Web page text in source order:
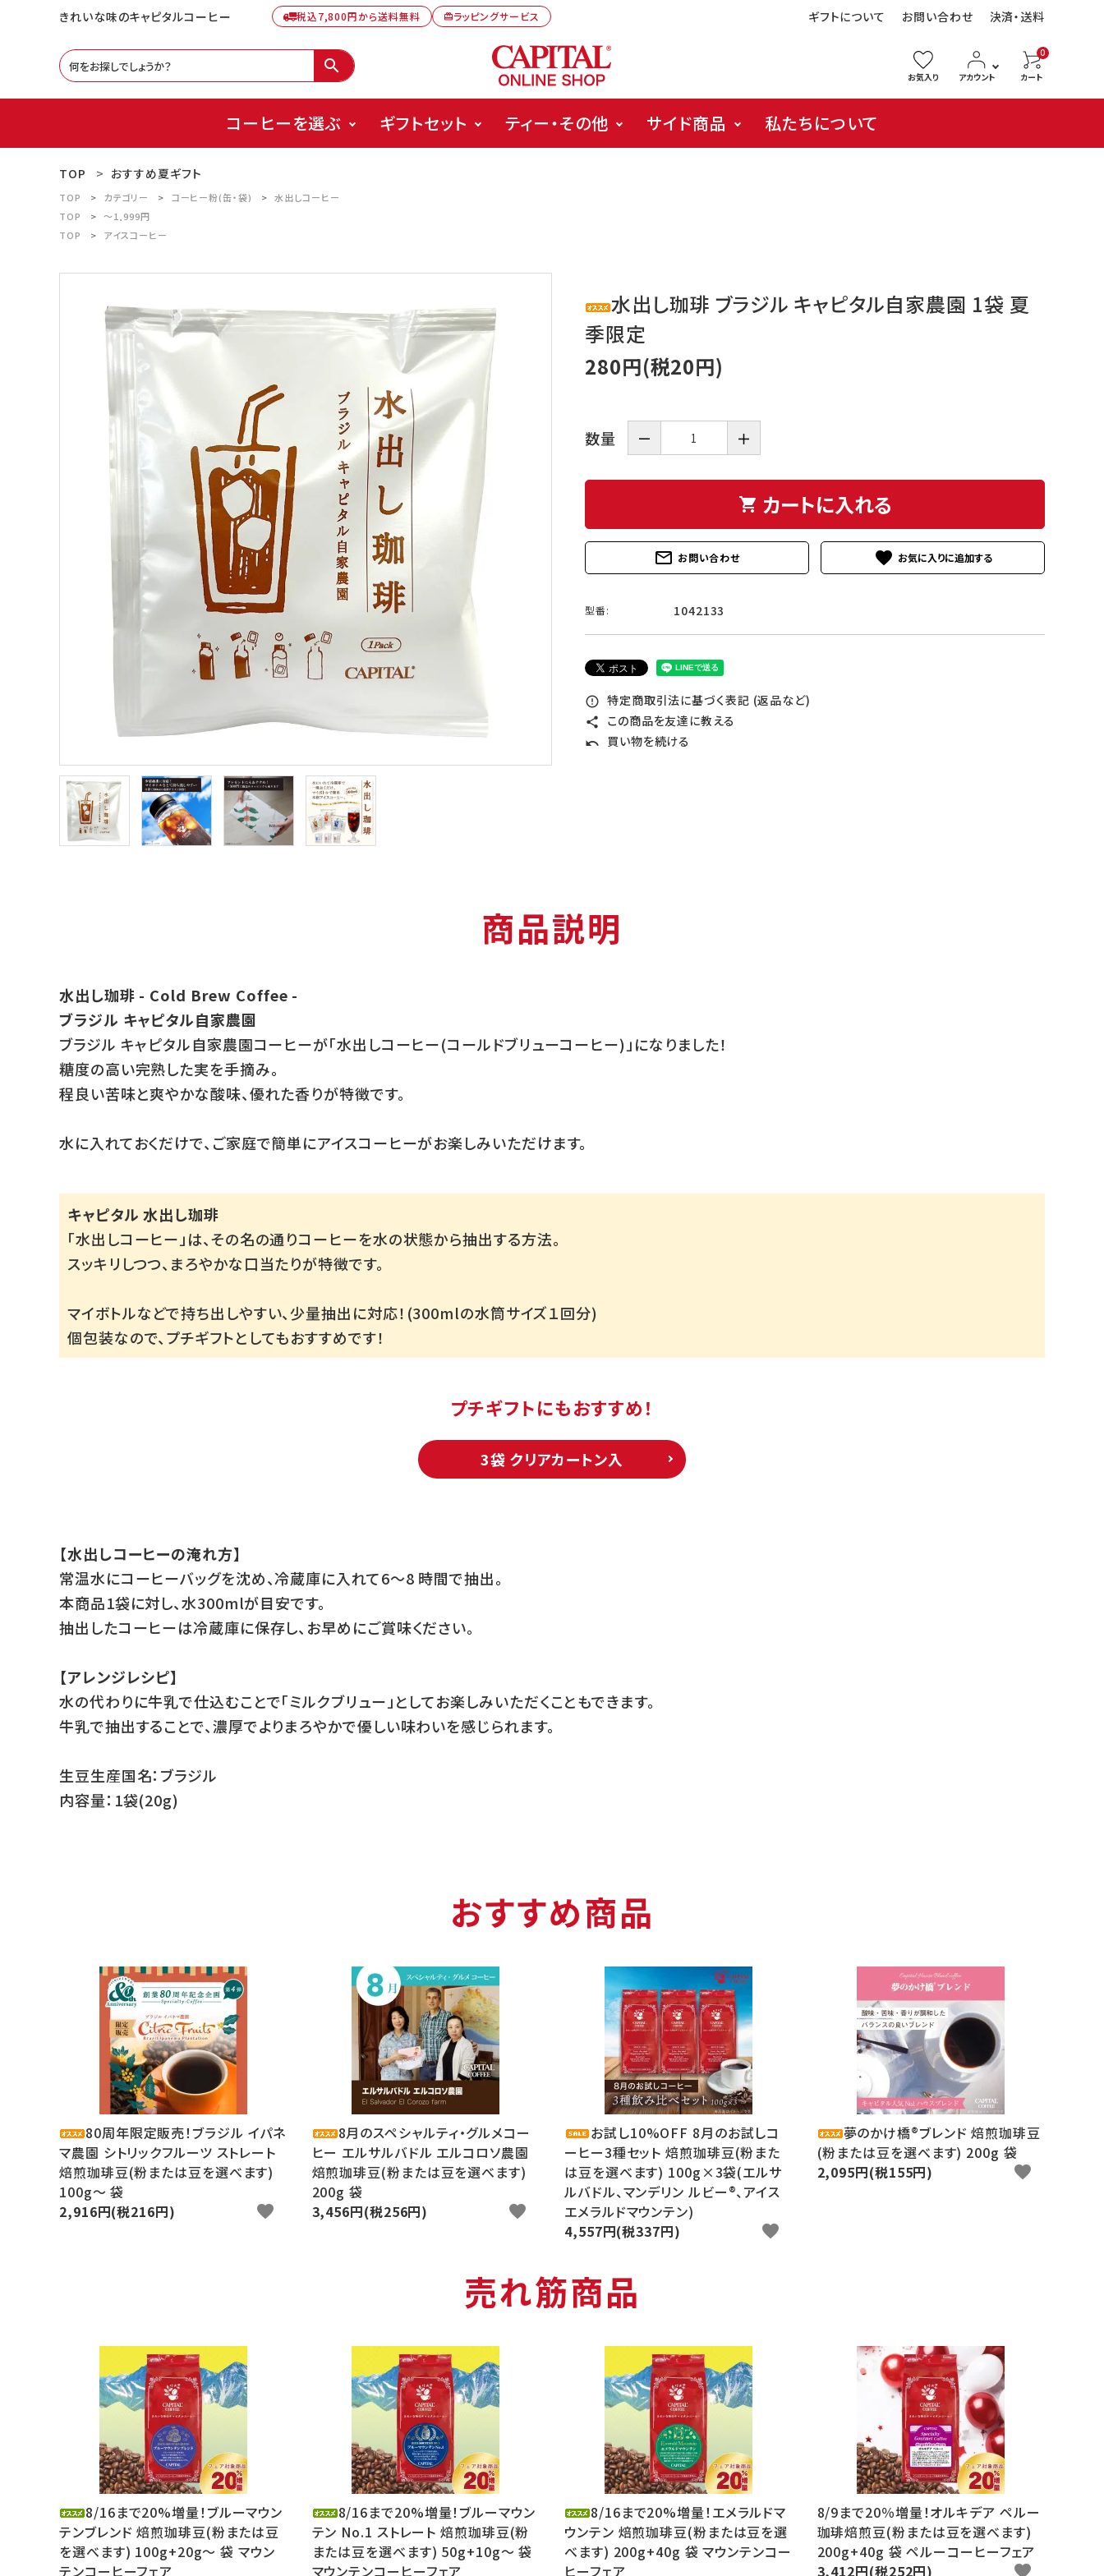
きれいな味のキャピタルコーヒー 税込7,800円から送料無料 card_giftcardラッピングサービス ギフトについて お問い合わせ 決済・送料
search
お気入り アカウント
0
カート
コーヒーを選ぶ ギフトセット ティー・その他 サイド商品 私たちについて
ようこそ ゲスト 様
search
Information
TOP おすすめ夏ギフト
TOP カテゴリー コーヒー粉(缶・袋)
水出しコーヒー
TOP
～1,999円
TOP
アイスコーヒー
水出し珈琲 ブラジル キャピタル自家農園 1袋 夏
季限定
280円(税20円)
数量 － ＋
shopping_cart カートに入れる
mail_outline お問い合わせ favorite
型番: 1042133
error_outline 特定商取引法に基づく表記 (返品など)
share この商品を友達に教える
undo 買い物を続ける
商品説明
水出し珈琲 - Cold Brew Coffee -
ブラジル キャピタル自家農園
ブラジル キャピタル自家農園コーヒーが「水出しコーヒー(コールドブリューコーヒー)」になりました！
糖度の高い完熟した実を手摘み。
程良い苦味と爽やかな酸味、優れた香りが特徴です。
水に入れておくだけで、ご家庭で簡単にアイスコーヒーがお楽しみいただけます。
キャピタル 水出し珈琲
「水出しコーヒー」は、その名の通りコーヒーを水の状態から抽出する方法。
スッキリしつつ、まろやかな口当たりが特徴です。
マイボトルなどで持ち出しやすい、少量抽出に対応！(300mlの水筒サイズ１回分)
個包装なので、プチギフトとしてもおすすめです！
プチギフトにもおすすめ！
3袋 クリアカートン入
【水出しコーヒーの淹れ方】
常温水にコーヒーバッグを沈め、冷蔵庫に入れて6〜8 時間で抽出。
本商品1袋に対し、水300mlが目安です。
抽出したコーヒーは冷蔵庫に保存し、お早めにご賞味ください。
【アレンジレシピ】
水の代わりに牛乳で仕込むことで「ミルクブリュー」としてお楽しみいただくこともできます。
牛乳で抽出することで、濃厚でよりまろやかで優しい味わいを感じられます。
生豆生産国名：ブラジル
内容量：1袋(20g)
おすすめ商品
80周年限定販売！ブラジル イパネ
マ農園 シトリックフルーツ ストレート
焙煎珈琲豆(粉または豆を選べます)
100g〜 袋
2,916円(税216円)
favorite
8月のスペシャルティ・グルメコー
ヒー エルサルバドル エルコロソ農園
焙煎珈琲豆(粉または豆を選べます)
200g 袋
3,456円(税256円)
favorite
お試し10%OFF 8月のお試しコ
ーヒー3種セット 焙煎珈琲豆(粉また
は豆を選べます) 100g×3袋(エルサ
ルバドル、マンデリン ルビー®、アイス
エメラルドマウンテン)
4,557円(税337円)
favorite
夢のかけ橋®ブレンド 焙煎珈琲豆
(粉または豆を選べます) 200g 袋
2,095円(税155円)
favorite
売れ筋商品
8/16まで20%増量！ブルーマウン
テンブレンド 焙煎珈琲豆(粉または豆
を選べます) 100g+20g～ 袋 マウン
テンコーヒーフェア
8/16まで20%増量！ブルーマウン
テン No.1 ストレート 焙煎珈琲豆(粉
または豆を選べます) 50g+10g～ 袋
マウンテンコーヒーフェア
8/16まで20%増量！エメラルドマ
ウンテン 焙煎珈琲豆(粉または豆を選
べます) 200g+40g 袋 マウンテンコー
ヒーフェア
8/9まで20％増量！オルキデア ペルー
珈琲焙煎豆(粉または豆を選べます)
200g+40g 袋 ペルーコーヒーフェア
3,412円(税252円)
favorite